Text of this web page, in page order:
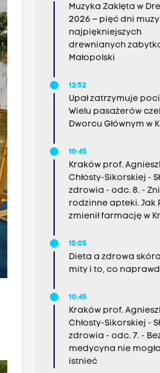
Muzyka Zaklęta w
2026 – pięć dni
najpiękniejszych
drewnianych
Małopolski
12:52
Upał zatrzymuje
Wielu pasażerów
Dworcu Głównym w
10:45
Kraków prof.
Chłosty-Sikorskiej -
zdrowia - odc. 8. -
rodzinne apteki. Jak
zmienił farmację w
15:05
Dieta a zdrowa
mity i to, co
10:45
Kraków prof.
Chłosty-Sikorskiej -
zdrowia - odc. 7. -
medycyna nie
istnieć